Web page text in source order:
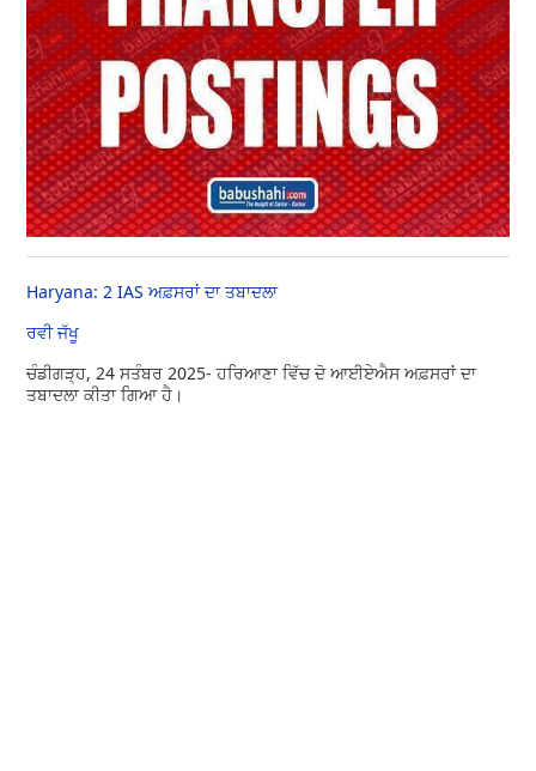
Haryana: 2 IAS ਅਫ਼ਸਰਾਂ ਦਾ ਤਬਾਦਲਾ
ਰਵੀ ਜੱਖੂ
ਚੰਡੀਗੜ੍ਹ, 24 ਸਤੰਬਰ 2025- ਹਰਿਆਣਾ ਵਿੱਚ ਦੋ ਆਈਏਐਸ ਅਫ਼ਸਰਾਂ ਦਾ
ਤਬਾਦਲਾ ਕੀਤਾ ਗਿਆ ਹੈ।